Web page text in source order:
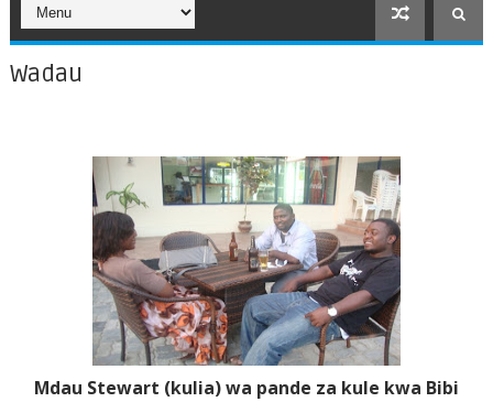
Wadau
Mdau Stewart (kulia) wa pande za kule kwa Bibi